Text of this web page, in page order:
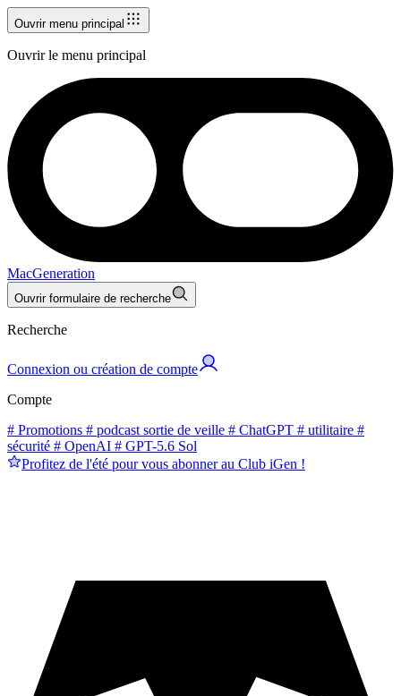
Ouvrir menu principal
Ouvrir le menu principal
MacGeneration
Ouvrir formulaire de recherche
Recherche
Connexion ou création de compte
Compte
# Promotions # podcast sortie de veille # ChatGPT # utilitaire #
sécurité # OpenAI # GPT-5.6 Sol
Profitez de l'été pour vous abonner au Club iGen !